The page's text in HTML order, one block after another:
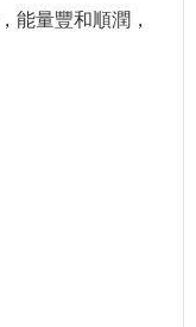
能量豐和順潤，